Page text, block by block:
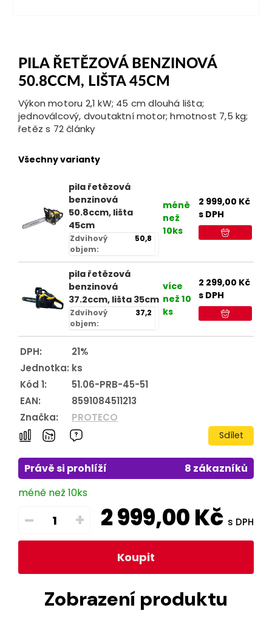
PILA ŘETĚZOVÁ BENZINOVÁ
50.8CCM, LIŠTA 45CM
Výkon motoru 2,1 kW; 45 cm dlouhá lišta;
jednoválcový, dvoutaktní motor; hmotnost 7,5 kg;
řetěz s 72 články
Všechny varianty
pila řetězová
benzinová
50.8ccm, lišta
45cm
Zdvihový
objem:
50,8
méně
než
10ks
2 999,00 Kč
s DPH
pila řetězová
benzinová
37.2ccm, lišta 35cm
Zdvihový
objem:
37,2
více
než 10
ks
2 299,00 Kč
s DPH
DPH:
21%
Jednotka: ks
Kód 1:
51.06-PRB-45-51
EAN:
8591084511213
Značka:
PROTECO
Sdílet
Právě si prohlíží
8 zákazníků
méně než 10ks
– + 2 999,00Kč s DPH
Koupit
Zobrazení produktu